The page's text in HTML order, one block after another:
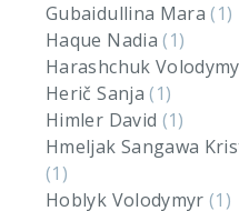
Gubaidullina Mara(1)
Haque Nadia(1)
Harashchuk
Herič Sanja(1)
Himler David (1)
Hmeljak Sangawa
(1)
Hoblyk Volodymyr(1)